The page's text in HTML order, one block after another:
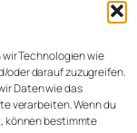
Technologien wie
oder darauf zuzugreifen.
Daten wie das
verarbeiten. Wenn du
können bestimmte